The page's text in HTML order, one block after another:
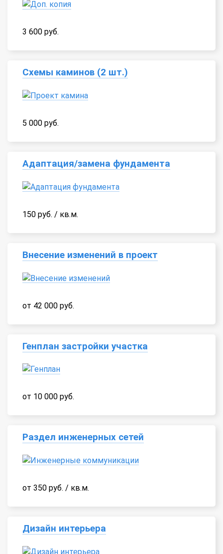
3 600 руб.
Схемы каминов (2 шт.)
5 000 руб.
Адаптация/замена фундамента
150 руб. / кв.м.
Внесение изменений в проект
от 42 000 руб.
Генплан застройки участка
от 10 000 руб.
Раздел инженерных сетей
от 350 руб. / кв.м.
Дизайн интерьера